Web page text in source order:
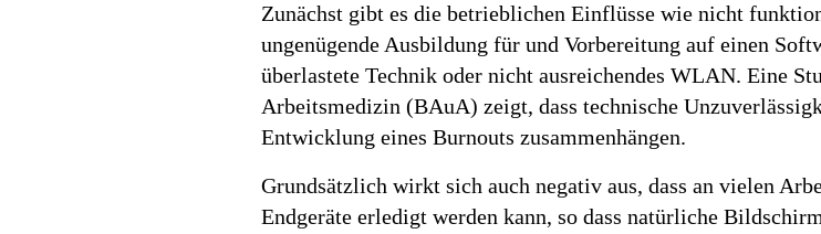
Zunächst gibt es die betrieblichen Einflüsse wie nicht
ungenügende Ausbildung für und Vorbereitung auf einen
überlastete Technik oder nicht ausreichendes WLAN. Eine
Arbeitsmedizin (BAuA) zeigt, dass technische
Entwicklung eines Burnouts zusammenhängen.
Grundsätzlich wirkt sich auch negativ aus, dass an vielen
Endgeräte erledigt werden kann, so dass natürliche